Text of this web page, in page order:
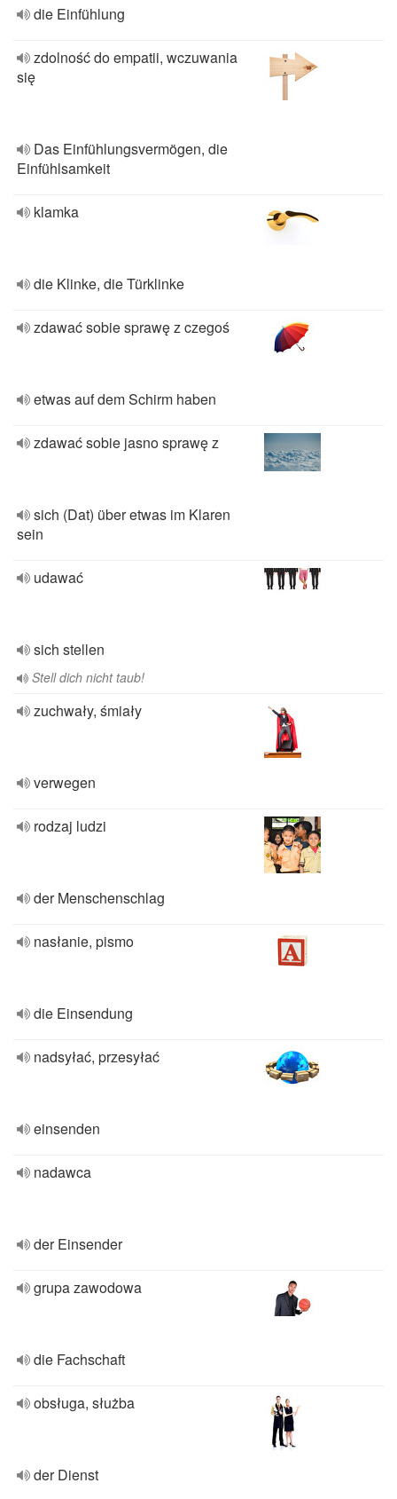
die Einfühlung
zdolność do empatii, wczuwania
się
Das Einfühlungsvermögen, die
Einfühlsamkeit
klamka
die Klinke, die Türklinke
zdawać sobie sprawę z czegoś
etwas auf dem Schirm haben
zdawać sobie jasno sprawę z
sich (Dat) über etwas im Klaren
sein
udawać
sich stellen
Stell dich nicht taub!
zuchwały, śmiały
verwegen
rodzaj ludzi
der Menschenschlag
nasłanie, pismo
die Einsendung
nadsyłać, przesyłać
einsenden
nadawca
der Einsender
grupa zawodowa
die Fachschaft
obsługa, służba
der Dienst